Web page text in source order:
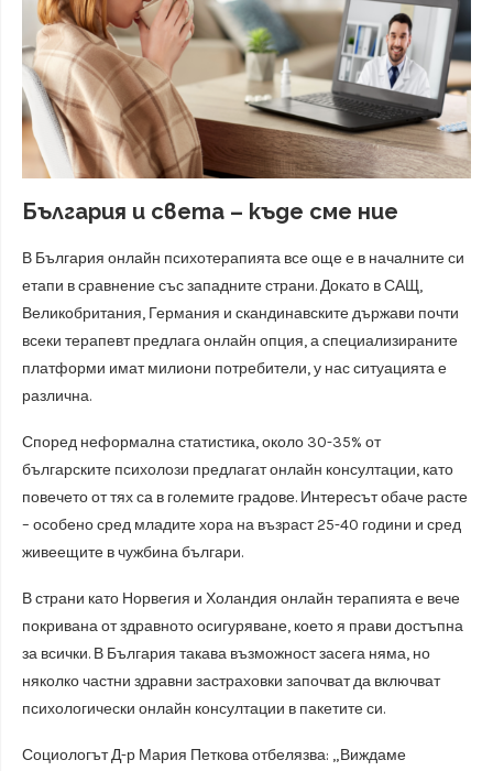
България и света – къде сме ние
В България онлайн психотерапията все още е в началните си
етапи в сравнение със западните страни. Докато в САЩ,
Великобритания, Германия и скандинавските държави почти
всеки терапевт предлага онлайн опция, а специализираните
платформи имат милиони потребители, у нас ситуацията е
различна.
Според неформална статистика, около 30-35% от
българските психолози предлагат онлайн консултации, като
повечето от тях са в големите градове. Интересът обаче расте
– особено сред младите хора на възраст 25-40 години и сред
живеещите в чужбина българи.
В страни като Норвегия и Холандия онлайн терапията е вече
покривана от здравното осигуряване, което я прави достъпна
за всички. В България такава възможност засега няма, но
няколко частни здравни застраховки започват да включват
психологически онлайн консултации в пакетите си.
Социологът Д-р Мария Петкова отбелязва: „Виждаме